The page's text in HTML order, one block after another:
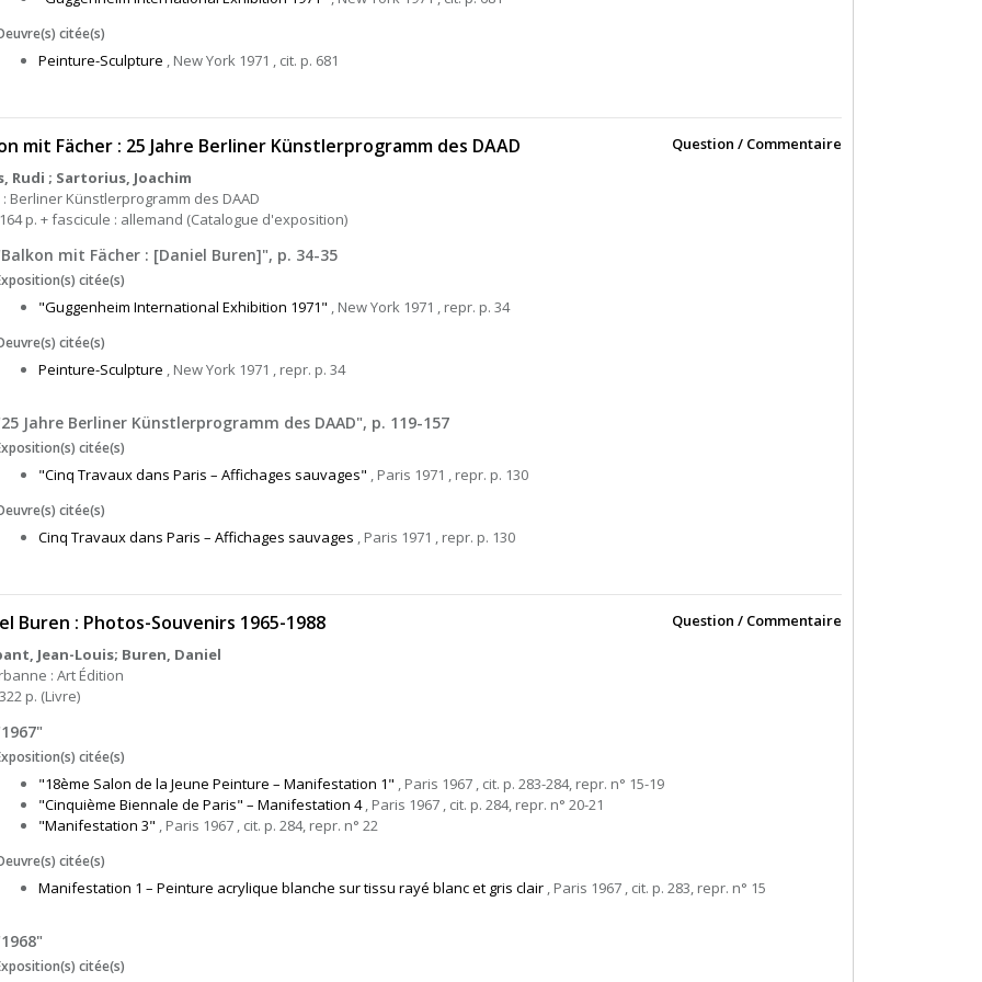
citée(s)
Peinture-Sculpture , New York 1971 , cit. p. 681
mit Fächer : 25 Jahre Berliner Künstlerprogramm des DAAD
Question / Commentaire
Rudi ; Sartorius, Joachim
: Berliner Künstlerprogramm des DAAD
164 p. + fascicule : allemand (Catalogue d'exposition)
mit Fächer : [Daniel Buren]", p. 34-35
citée(s)
"Guggenheim International Exhibition 1971" , New York 1971 , repr. p. 34
citée(s)
Peinture-Sculpture , New York 1971 , repr. p. 34
Jahre Berliner Künstlerprogramm des DAAD", p. 119-157
citée(s)
"Cinq Travaux dans Paris – Affichages sauvages" , Paris 1971 , repr. p. 130
citée(s)
Cinq Travaux dans Paris – Affichages sauvages , Paris 1971 , repr. p. 130
Buren : Photos-Souvenirs 1965-1988
Question / Commentaire
Jean-Louis; Buren, Daniel
: Art Édition
p. (Livre)
citée(s)
"18ème Salon de la Jeune Peinture – Manifestation 1" , Paris 1967 , cit. p. 283-284, repr. n° 15-19
"Cinquième Biennale de Paris" – Manifestation 4, Paris 1967 , cit. p. 284, repr. n° 20-21
"Manifestation 3" , Paris 1967 , cit. p. 284, repr. n° 22
citée(s)
Manifestation 1 – Peinture acrylique blanche sur tissu rayé blanc et gris clair , Paris 1967 , cit. p. 283, repr. n° 15
citée(s)